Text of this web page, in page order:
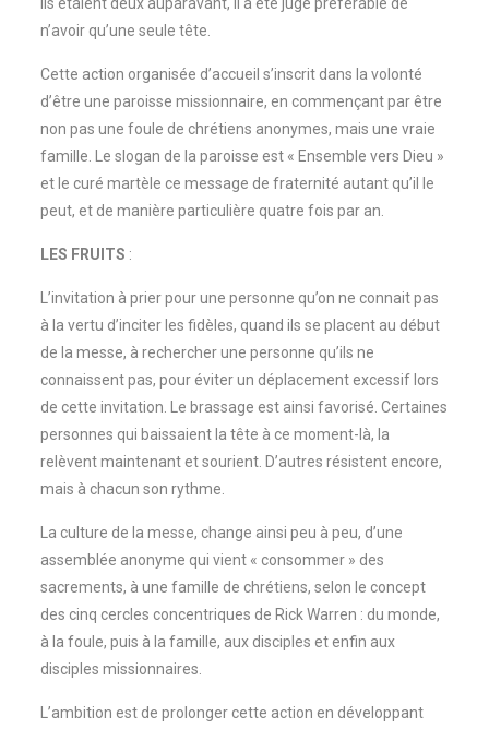
Ils étaient deux auparavant, il a été jugé préférable de
n’avoir qu’une seule tête.
Cette action organisée d’accueil s’inscrit dans la volonté
d’être une paroisse missionnaire, en commençant par être
non pas une foule de chrétiens anonymes, mais une vraie
famille. Le slogan de la paroisse est « Ensemble vers Dieu »
et le curé martèle ce message de fraternité autant qu’il le
peut, et de manière particulière quatre fois par an.
LES FRUITS :
L’invitation à prier pour une personne qu’on ne connait pas
à la vertu d’inciter les fidèles, quand ils se placent au début
de la messe, à rechercher une personne qu’ils ne
connaissent pas, pour éviter un déplacement excessif lors
de cette invitation. Le brassage est ainsi favorisé. Certaines
personnes qui baissaient la tête à ce moment-là, la
relèvent maintenant et sourient. D’autres résistent encore,
mais à chacun son rythme.
La culture de la messe, change ainsi peu à peu, d’une
assemblée anonyme qui vient « consommer » des
sacrements, à une famille de chrétiens, selon le concept
des cinq cercles concentriques de Rick Warren : du monde,
à la foule, puis à la famille, aux disciples et enfin aux
disciples missionnaires.
L’ambition est de prolonger cette action en développant